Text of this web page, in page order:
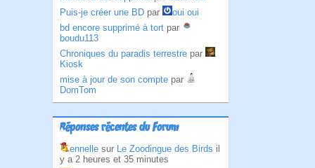
Puis-je créer une BD par
oui oui
bd encore supprimé à tort par
boudu113
Chroniques du paradis terrestre par
Kiosk
mise à jour de son compte par
DomTom
Réponses récentes du Forum
ennelle sur Le Zoodingue des Birds il
y a 2 heures et 35 minutes